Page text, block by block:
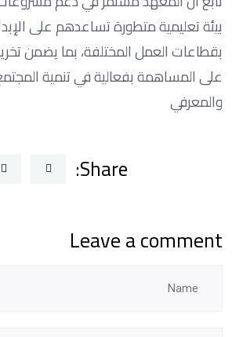
بيئة تعليمية متطورة تساعدهم على
بقطاعات العمل المختلفة، بما يضمن
على المساهمة بفعالية في تنمية
والمعرفي
Share:
Leave a comment